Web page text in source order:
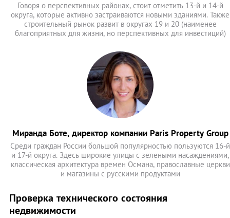
Говоря о перспективных районах, стоит отметить 13-й и 14-й
округа, которые активно застраиваются новыми зданиями. Также
строительный рынок развит в округах 19 и 20 (наименее
благоприятных для жизни, но перспективных для инвестиций)
Миранда Боте, директор компании Paris Property Group
Среди граждан России большой популярностью пользуются 16-й
и 17-й округа. Здесь широкие улицы с зелеными насаждениями,
классическая архитектура времен Османа, православные церкви
и магазины с русскими продуктами
Проверка технического состояния
недвижимости